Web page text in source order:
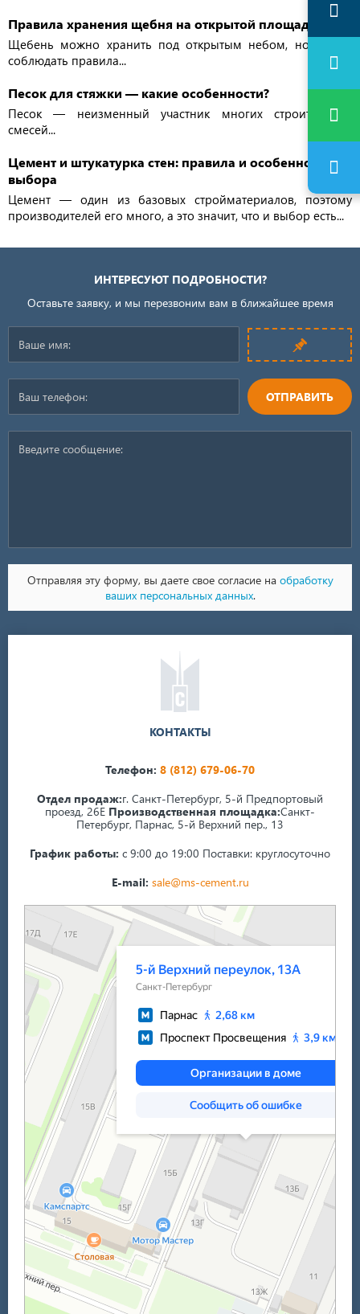
Правила хранения щебня на открытой площадке
Щебень можно хранить под открытым небом, но важно
соблюдать правила...
Песок для стяжки — какие особенности?
Песок — неизменный участник многих строительных
смесей...
Цемент и штукатурка стен: правила и особенности
выбора
Цемент — один из базовых стройматериалов, поэтому
производителей его много, а это значит, что и выбор есть...
ИНТЕРЕСУЮТ ПОДРОБНОСТИ?
Оставьте заявку, и мы перезвоним вам в ближайшее время
ОТПРАВИТЬ
Отправляя эту форму, вы даете свое согласие на обработку
ваших персональных данных.
КОНТАКТЫ
Телефон: 8 (812) 679-06-70
Отдел продаж:г. Санкт-Петербург, 5-й Предпортовый
проезд, 26Е Производственная площадка:Санкт-
Петербург, Парнас, 5-й Верхний пер., 13
График работы: с 9:00 до 19:00 Поставки: круглосуточно
E-mail: sale@ms-cement.ru
Санкт‑Петербург
5-й Верхний переулок, 13А на карте Санкт‑Петербурга — Яндекс Карты